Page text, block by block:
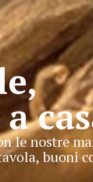
le nostre
buoni